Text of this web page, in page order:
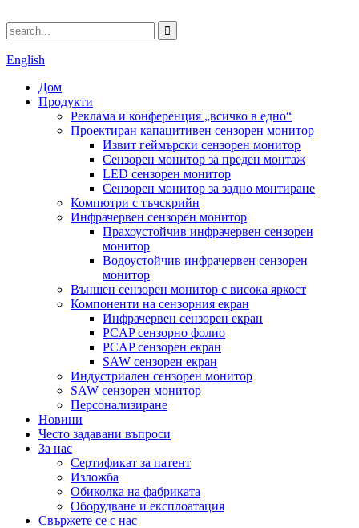
English
Дом
Продукти
Реклама и конференция „всичко в едно“
Проектиран капацитивен сензорен монитор
Извит геймърски сензорен монитор
Сензорен монитор за преден монтаж
LED сензорен монитор
Сензорен монитор за задно монтиране
Компютри с тъчскрийн
Инфрачервен сензорен монитор
Прахоустойчив инфрачервен сензорен
монитор
Водоустойчив инфрачервен сензорен
монитор
Външен сензорен монитор с висока яркост
Компоненти на сензорния екран
Инфрачервен сензорен екран
PCAP сензорно фолио
PCAP сензорен екран
SAW сензорен екран
Индустриален сензорен монитор
SAW сензорен монитор
Персонализиране
Новини
Често задавани въпроси
За нас
Сертификат за патент
Изложба
Обиколка на фабриката
Оборудване и експлоатация
Свържете се с нас